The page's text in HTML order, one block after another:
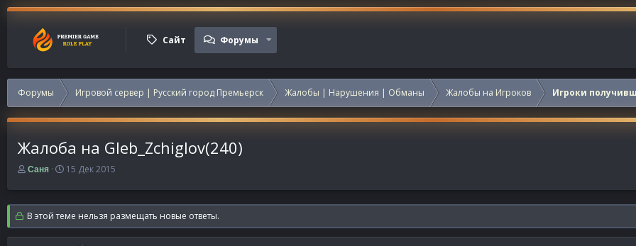
Сайт Форумы
Форумы Игровой сервер | Русский город Премьерск Жалобы | Нарушения | Обманы Жалобы на Игроков Игроки
Жалоба на Gleb_Zchiglov(240)
А
т
о
р
т
Саня
Д
т
а
н
а
15 Дек 2015
В этой теме нельзя размещать новые ответы.